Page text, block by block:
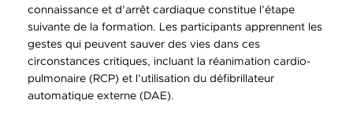
connaissance et d’arrêt cardiaque constitue l’étape
suivante de la formation. Les participants apprennent les
gestes qui peuvent sauver des vies dans ces
circonstances critiques, incluant la réanimation cardio-
pulmonaire (RCP) et l’utilisation du défibrillateur
automatique externe (DAE).